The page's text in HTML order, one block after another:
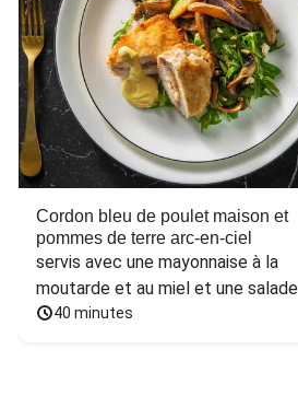
Cordon bleu de poulet maison et
pommes de terre arc-en-ciel
servis avec une mayonnaise à la
moutarde et au miel et une
40 minutes